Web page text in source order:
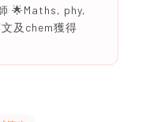
🌟Maths, phy,
及chem獲得